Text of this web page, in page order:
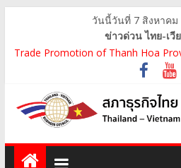
วันนี้วันที่ 7 สิงหาคม
ข่าวด่วน ไทย-เวี
สภาธุรกิจไทย-เวียดนาม เข้าร่วมงานสั
Trade Promotion of Thanh Hoa
คณะกรรมการสภาธุรกิจไทย-เวียดนา
เวียดนาม อย่างเป็นทางการ เสริมสร้า
คณะกรรมการสภาธุรกิจไทย-เวียดนา
เวียดนาม The Central Steering
คณะกรรมการสภาธุรกิจไทย-เวียดนา
แทนภาครัฐเวียดนาม จากคณะกรรมก